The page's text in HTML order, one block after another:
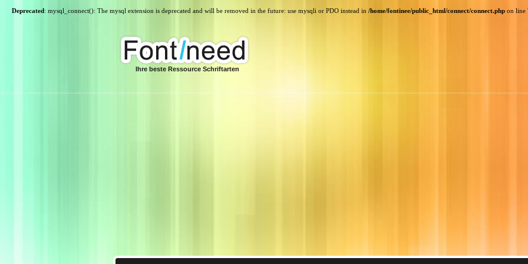
Deprecated: mysql_connect(): The mysql extension is deprecated and will be removed in the future: use mysqli or PDO instead in /home/fontinee/public_html/connect/connect.php on line
Ihre beste Ressource Schriftarten